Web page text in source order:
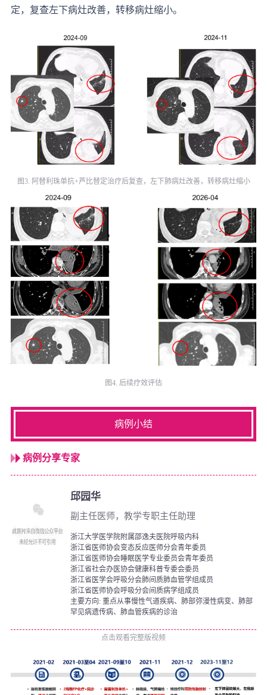
定，复查左下病灶改善，转移病灶缩小。
图3. 阿替利珠单抗+芦比替定治疗后复查，左下肺病灶改善，转移病灶缩小
图4. 后续疗效评估
病例小结
病例分享专家
邱园华
副主任医师，教学专职主任助理
浙江大学医学院附属邵逸夫医院呼吸内科
浙江省医师协会变态反应医师分会青年委员
浙江省医师协会睡眠医学专业委员会青年委员
浙江省社会办医协会健康科普专委会委员
浙江省医学会呼吸分会肺间质肺血管学组成员
浙江省医师协会呼吸分会间质病学组成员
主要方向: 重点从事慢性气道疾病、肺部弥漫性病变、肺部
罕见病遗传病、肺血管疾病的诊治
点击观看完整版视频